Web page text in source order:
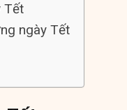
Tết
ngày Tết